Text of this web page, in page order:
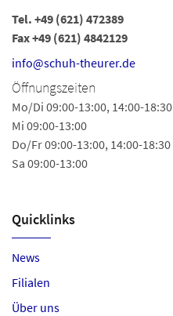
Tel. +49 (621) 472389
Fax +49 (621) 4842129
info@schuh-theurer.de
Öffnungszeiten
Mo/Di 09:00-13:00, 14:00-18:30
Mi 09:00-13:00
Do/Fr 09:00-13:00, 14:00-18:30
Sa 09:00-13:00
Quicklinks
News
Filialen
Über uns